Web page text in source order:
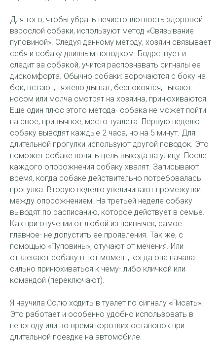
Для того, чтобы убрать нечистоплотность здоровой
взрослой собаки, используют метод «Связывание
пуповиной». Следуя данному методу, хозяин связывает
себя и собаку длинным поводком. Бодрствует и
следит за собакой, учится распознавать сигналы ее
дискомфорта. Обычно собаки: ворочаются с боку на
бок, встают, тяжело дышат, беспокоятся, тыкают
носом или молча смотрят на хозяина, принюхиваются.
Еще один плюс этого метода- собака не может пойти
на свое, привычное, место туалета. Первую неделю
собаку выводят каждые 2 часа, но на 5 минут. Для
длительной прогулки используют другой поводок. Это
поможет собаке понять цель выхода на улицу. После
каждого опорожнения собаку хвалят. Записывают
время, когда собаке действительно потребовалась
прогулка. Вторую неделю увеличивают промежутки
между опорожнением. На третьей неделе собаку
выводят по расписанию, которое действует в семье.
Как при отучении от любой из привычек, самое
главное- не допустить ее проявления. Так же, с
помощью «Пуповины», отучают от мечения. Или
отвлекают собаку в тот момент, когда она начала
сильно принюхиваться к чему- либо кличкой или
командой (переключают).
Я научила Солю ходить в туалет по сигналу «Писать».
Это работает и особенно удобно использовать в
непогоду или во время коротких остановок при
длительной поездке на автомобиле.